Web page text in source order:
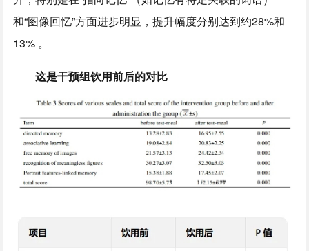
和“图像回忆”方面进步明显，提升幅度分别达到约28%和
13% 。
这是干预组饮用前后的对比